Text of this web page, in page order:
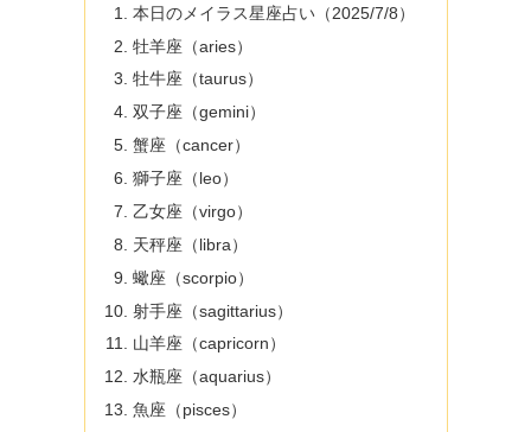
本日のメイラス星座占い（2025/7/8）
牡羊座（aries）
牡牛座（taurus）
双子座（gemini）
蟹座（cancer）
獅子座（leo）
乙女座（virgo）
天秤座（libra）
蠍座（scorpio）
射手座（sagittarius）
山羊座（capricorn）
水瓶座（aquarius）
魚座（pisces）